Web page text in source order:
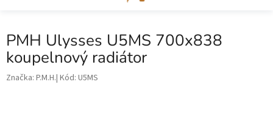
PMH Ulysses U5MS 700x838
koupelnový radiátor
Značka: P.M.H. Kód: U5MS